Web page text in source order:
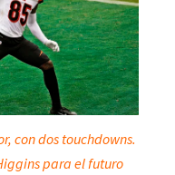
con dos touchdowns.
para el futuro